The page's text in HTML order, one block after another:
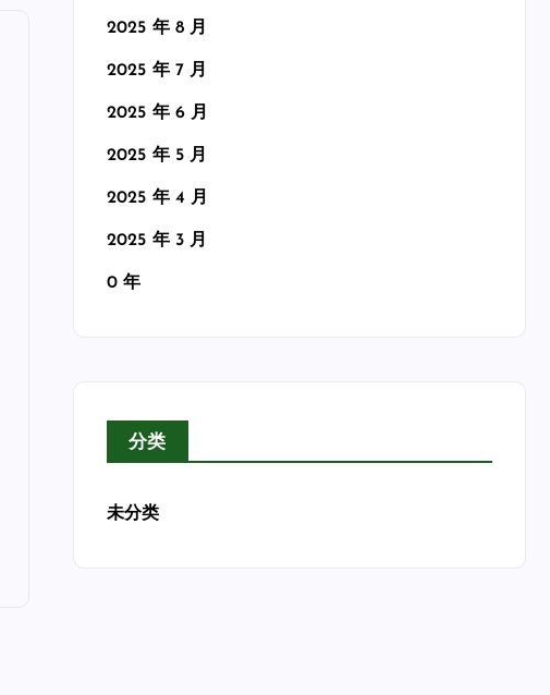
2025 年 8 月
2025 年 7 月
2025 年 6 月
2025 年 5 月
2025 年 4 月
2025 年 3 月
0 年
分类
未分类